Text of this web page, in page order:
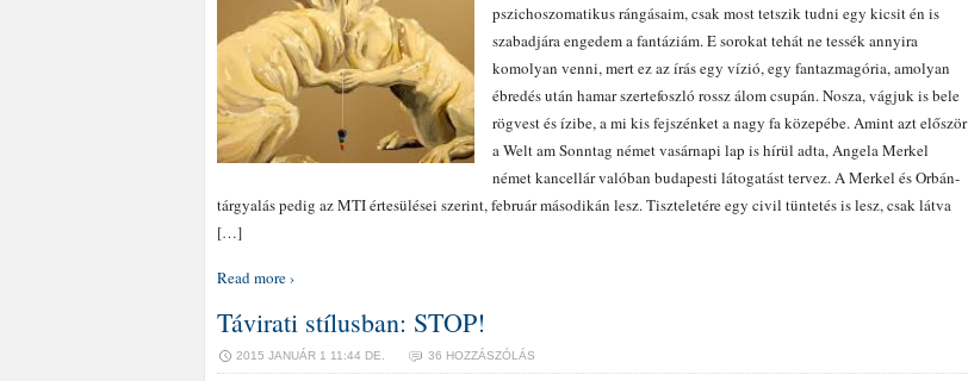
pszichoszomatikus rángásaim, csak most tetszik tudni egy kicsit én is
szabadjára engedem a fantáziám. E sorokat tehát ne tessék annyira
komolyan venni, mert ez az írás egy vízió, egy fantazmagória, amolyan
ébredés után hamar szertefoszló rossz álom csupán. Nosza, vágjuk is bele
rögvest és ízibe, a mi kis fejszénket a nagy fa közepébe. Amint azt először
a Welt am Sonntag német vasárnapi lap is hírül adta, Angela Merkel
német kancellár valóban budapesti látogatást tervez. A Merkel és Orbán-
tárgyalás pedig az MTI értesülései szerint, február másodikán lesz. Tiszteletére egy civil tüntetés is lesz, csak látva
[…]
Read more ›
Távirati stílusban: STOP!
2015 JANUÁR 1 11:44 DE. 36 HOZZÁSZÓLÁS